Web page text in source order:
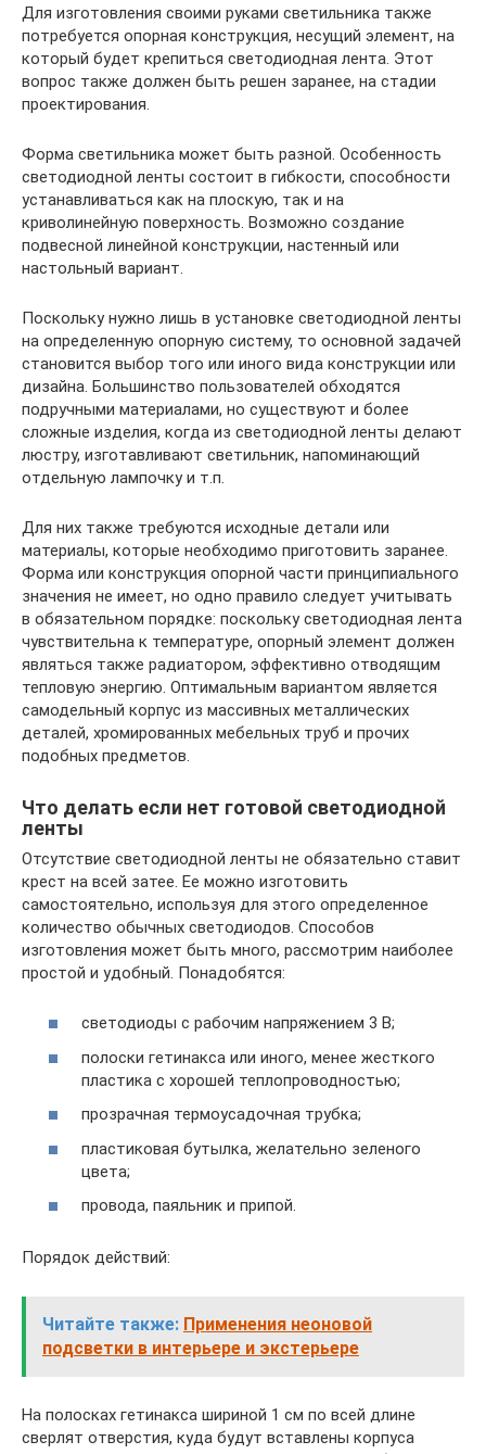
Для изготовления своими руками светильника также
потребуется опорная конструкция, несущий элемент, на
который будет крепиться светодиодная лента. Этот
вопрос также должен быть решен заранее, на стадии
проектирования.
Форма светильника может быть разной. Особенность
светодиодной ленты состоит в гибкости, способности
устанавливаться как на плоскую, так и на
криволинейную поверхность. Возможно создание
подвесной линейной конструкции, настенный или
настольный вариант.
Поскольку нужно лишь в установке светодиодной ленты
на определенную опорную систему, то основной задачей
становится выбор того или иного вида конструкции или
дизайна. Большинство пользователей обходятся
подручными материалами, но существуют и более
сложные изделия, когда из светодиодной ленты делают
люстру, изготавливают светильник, напоминающий
отдельную лампочку и т.п.
Для них также требуются исходные детали или
материалы, которые необходимо приготовить заранее.
Форма или конструкция опорной части принципиального
значения не имеет, но одно правило следует учитывать
в обязательном порядке: поскольку светодиодная лента
чувствительна к температуре, опорный элемент должен
являться также радиатором, эффективно отводящим
тепловую энергию. Оптимальным вариантом является
самодельный корпус из массивных металлических
деталей, хромированных мебельных труб и прочих
подобных предметов.
Что делать если нет готовой светодиодной
ленты
Отсутствие светодиодной ленты не обязательно ставит
крест на всей затее. Ее можно изготовить
самостоятельно, используя для этого определенное
количество обычных светодиодов. Способов
изготовления может быть много, рассмотрим наиболее
простой и удобный. Понадобятся:
светодиоды с рабочим напряжением 3 В;
полоски гетинакса или иного, менее жесткого
пластика с хорошей теплопроводностью;
прозрачная термоусадочная трубка;
пластиковая бутылка, желательно зеленого
цвета;
провода, паяльник и припой.
Порядок действий:
Читайте также: Применения неоновой
подсветки в интерьере и экстерьере
На полосках гетинакса шириной 1 см по всей длине
сверлят отверстия, куда будут вставлены корпуса